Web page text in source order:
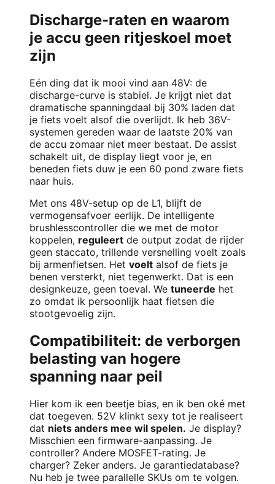
Discharge-raten en waarom
je accu geen ritjeskoel moet
zijn
Eén ding dat ik mooi vind aan 48V: de
discharge-curve is stabiel. Je krijgt niet dat
dramatische spanningdaal bij 30% laden dat
je fiets voelt alsof die overlijdt. Ik heb 36V-
systemen gereden waar de laatste 20% van
de accu zomaar niet meer bestaat. De assist
schakelt uit, de display liegt voor je, en
beneden fiets duw je een 60 pond zware fiets
naar huis.
Met ons 48V-setup op de L1, blijft de
vermogensafvoer eerlijk. De intelligente
brushlesscontroller die we met de motor
koppelen, reguleert de output zodat de rijder
geen staccato, trillende versnelling voelt zoals
bij armenfietsen. Het voelt alsof de fiets je
benen versterkt, niet tegenwerkt. Dat is een
designkeuze, geen toeval. We tuneerde het
zo omdat ik persoonlijk haat fietsen die
stootgevoelig zijn.
Compatibiliteit: de verborgen
belasting van hogere
spanning naar peil
Hier kom ik een beetje bias, en ik ben oké met
dat toegeven. 52V klinkt sexy tot je realiseert
dat niets anders mee wil spelen. Je display?
Misschien een firmware-aanpassing. Je
controller? Andere MOSFET-rating. Je
charger? Zeker anders. Je garantiedatabase?
Nu heb je twee parallelle SKUs om te volgen.